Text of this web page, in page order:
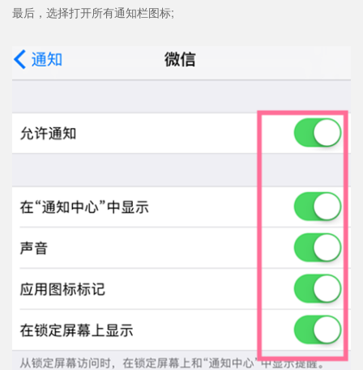
最后，选择打开所有通知栏图标;